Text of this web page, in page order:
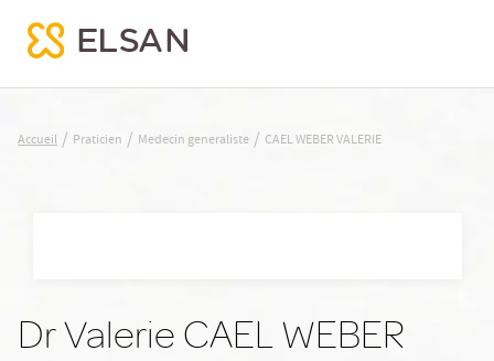
CAEL WEBER VALERIE
Accueil / Praticien / Medecin generaliste / CAEL WEBER VALERIE
Dr Valerie CAEL WEBER